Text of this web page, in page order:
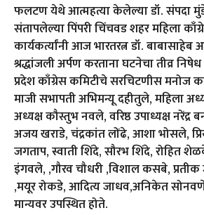
फलटण येथे आत्महत्या केलेल्या डॉ. संपदा
संतापलेल्या पिंपरी चिंचवड शहर महिला
कार्यकर्त्यांनी आज भारतरत्न डॉ.
श्रद्धांजली अर्पण करताना घटनेचा तीव्र निषेध
प्रदेश काँग्रेस कमिटीचे सरचिटणीस मनोज
माजी सभापती अभिमन्यू दहीतुले, महिला
अध्यक्ष कौस्तुभ नवले, वरिष्ठ उपाध्यक्ष
अजय खराडे, चंद्रकांत लोंढे, आशा भोसले,
जगताप, स्वाती शिंदे, सौरभ शिंदे, रोहित
इंगवले, ,गौरव चौधरी ,विशाल कसबे,
,मयूर रोकडे, आदित्य जाधव,अनिकेत
मान्यवर उपस्थित होते.